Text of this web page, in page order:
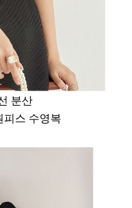
분산
피스 수영복